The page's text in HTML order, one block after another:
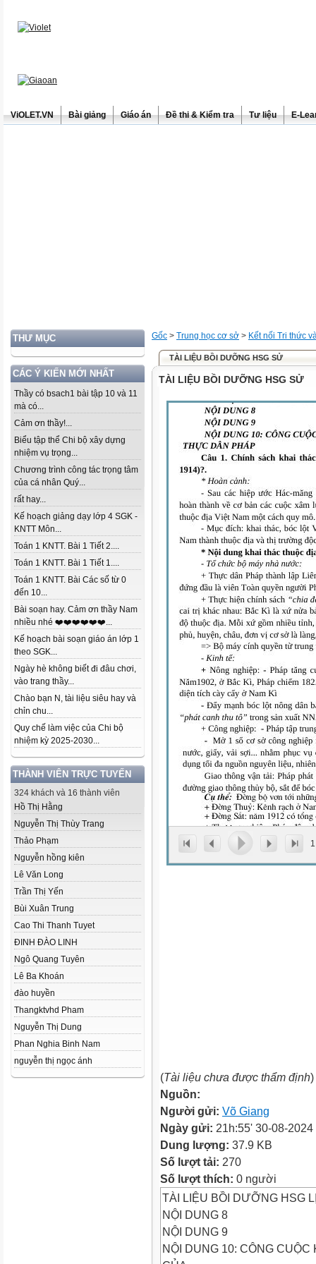
ViOLET.VN Bài giảng Giáo án Đề thi & Kiểm tra Tư liệu E-
THƯ MỤC
CÁC Ý KIẾN MỚI NHẤT
Thầy có bsach1 bài tập 10 và 11
mà có...
Cảm ơn thầy!...
Biểu tập thể Chi bộ xây dựng
nhiệm vụ trọng...
Chương trình công tác trọng tâm
của cá nhân Quý...
rất hay...
Kế hoạch giảng dạy lớp 4 SGK -
KNTT Môn...
Toán 1 KNTT. Bài 1 Tiết 2....
Toán 1 KNTT. Bài 1 Tiết 1....
Toán 1 KNTT. Bài Các số từ 0
đến 10...
Bài soạn hay. Cảm ơn thầy Nam
nhiều nhé ❤️❤️❤️❤️❤️❤️...
Kế hoạch bài soạn giáo án lớp 1
theo SGK...
Ngày hè không biết đi đâu chơi,
vào trang thầy...
Chào bạn N, tài liệu siêu hay và
chỉn chu...
Quy chế làm việc của Chi bộ
nhiệm kỳ 2025-2030...
THÀNH VIÊN TRỰC TUYẾN
324 khách và 16 thành viên
Hồ Thị Hằng
Nguyễn Thị Thùy Trang
Thảo Phạm
Nguyễn hồng kiên
Lê Văn Long
Trần Thị Yến
Bùi Xuân Trung
Cao Thi Thanh Tuyet
ĐINH ĐÀO LINH
Ngô Quang Tuyên
Lê Ba Khoán
đào huyền
Thangktvhd Pham
Nguyễn Thị Dung
Phan Nghia Binh Nam
nguyễn thị ngọc ánh
Gốc > Trung học cơ sở > Kết nối Tri thức
TÀI LIỆU BỒI DƯỠNG HSG SỬ
TÀI LIỆU BỒI DƯỠNG HSG SỬ
1
(Tài liệu chưa được thẩm định)
Nguồn:
Người gửi: Võ Giang
Ngày gửi: 21h:55' 30-08-2024
Dung lượng: 37.9 KB
Số lượt tải: 270
Số lượt thích: 0 người
TÀI LIỆU BỒI DƯỠNG HSG
NỘI DUNG 8
NỘI DUNG 9
NỘI DUNG 10: CÔNG